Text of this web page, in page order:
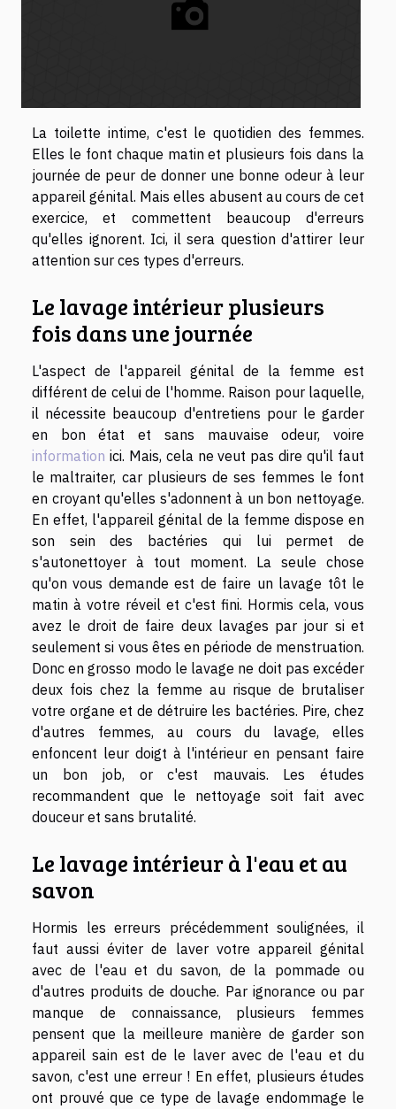
La toilette intime, c'est le quotidien des femmes.
Elles le font chaque matin et plusieurs fois dans la
journée de peur de donner une bonne odeur à leur
appareil génital. Mais elles abusent au cours de cet
exercice, et commettent beaucoup d'erreurs
qu'elles ignorent. Ici, il sera question d'attirer leur
attention sur ces types d'erreurs.
Le lavage intérieur plusieurs
fois dans une journée
L'aspect de l'appareil génital de la femme est
différent de celui de l'homme. Raison pour laquelle,
il nécessite beaucoup d'entretiens pour le garder
en bon état et sans mauvaise odeur, voire
information ici. Mais, cela ne veut pas dire qu'il faut
le maltraiter, car plusieurs de ses femmes le font
en croyant qu'elles s'adonnent à un bon nettoyage.
En effet, l'appareil génital de la femme dispose en
son sein des bactéries qui lui permet de
s'autonettoyer à tout moment. La seule chose
qu'on vous demande est de faire un lavage tôt le
matin à votre réveil et c'est fini. Hormis cela, vous
avez le droit de faire deux lavages par jour si et
seulement si vous êtes en période de menstruation.
Donc en grosso modo le lavage ne doit pas excéder
deux fois chez la femme au risque de brutaliser
votre organe et de détruire les bactéries. Pire, chez
d'autres femmes, au cours du lavage, elles
enfoncent leur doigt à l'intérieur en pensant faire
un bon job, or c'est mauvais. Les études
recommandent que le nettoyage soit fait avec
douceur et sans brutalité.
Le lavage intérieur à l'eau et au
savon
Hormis les erreurs précédemment soulignées, il
faut aussi éviter de laver votre appareil génital
avec de l'eau et du savon, de la pommade ou
d'autres produits de douche. Par ignorance ou par
manque de connaissance, plusieurs femmes
pensent que la meilleure manière de garder son
appareil sain est de le laver avec de l'eau et du
savon, c'est une erreur ! En effet, plusieurs études
ont prouvé que ce type de lavage endommage le